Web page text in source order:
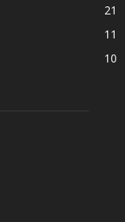
21
11
10